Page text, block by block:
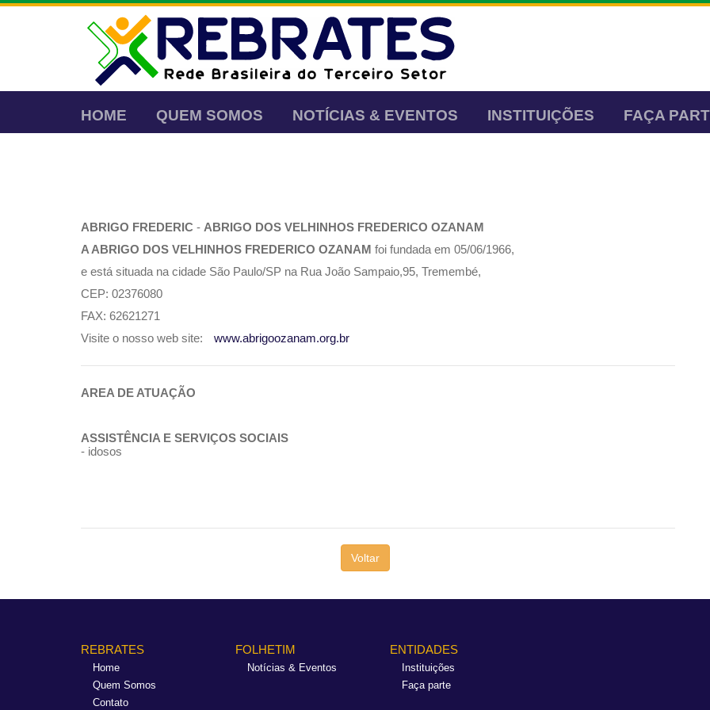
HOME QUEM SOMOS NOTÍCIAS & EVENTOS INSTITUIÇÕES FAÇA
ABRIGO FREDERIC - ABRIGO DOS VELHINHOS FREDERICO OZANAM
A ABRIGO DOS VELHINHOS FREDERICO OZANAM foi fundada em 05/06/1966,
e está situada na cidade São Paulo/SP na Rua João Sampaio,95, Tremembé,
CEP: 02376080
FAX: 62621271
Visite o nosso web site:
www.abrigoozanam.org.br
AREA DE ATUAÇÃO
ASSISTÊNCIA E SERVIÇOS SOCIAIS
- idosos
Voltar
REBRATES
Home
Quem Somos
Contato
FOLHETIM
Notícias & Eventos
ENTIDADES
Instituições
Faça parte